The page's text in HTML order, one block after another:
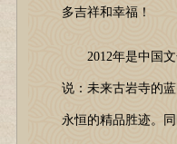
多吉祥和幸福！
2012年是中国文
说：未来古岩寺的
永恒的精品胜迹。